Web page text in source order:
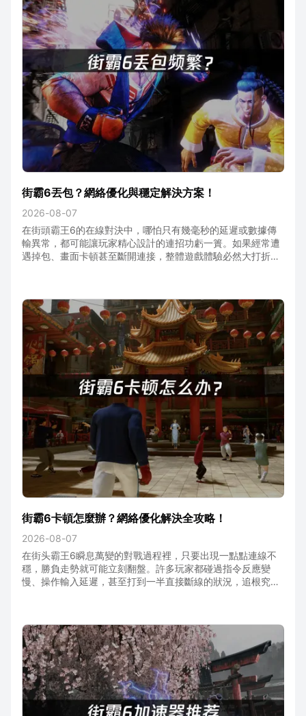
街霸6丟包？網絡優化與穩定解決方案！
2026-08-07
在街頭霸王6的在線對決中，哪怕只有幾毫秒的延遲或數據傳
輸異常，都可能讓玩家精心設計的連招功虧一簣。如果經常遭
遇掉包、畫面卡頓甚至斷開連接，整體遊戲體驗必然大打折
街霸6卡頓怎麼辦？網絡優化解決全攻略！
2026-08-07
在街头霸王6瞬息萬變的對戰過程裡，只要出現一點點連線不
穩，勝負走勢就可能立刻翻盤。許多玩家都碰過指令反應變
慢、操作輸入延遲，甚至打到一半直接斷線的狀況，追根究